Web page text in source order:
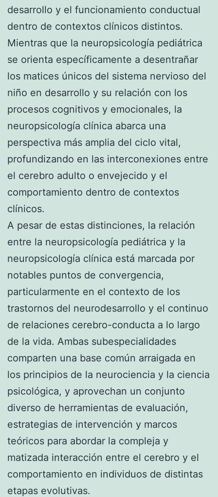
desarrollo y el funcionamiento conductual
dentro de contextos clínicos distintos.
Mientras que la neuropsicología pediátrica
se orienta específicamente a desentrañar
los matices únicos del sistema nervioso del
niño en desarrollo y su relación con los
procesos cognitivos y emocionales, la
neuropsicología clínica abarca una
perspectiva más amplia del ciclo vital,
profundizando en las interconexiones entre
el cerebro adulto o envejecido y el
comportamiento dentro de contextos
clínicos.
A pesar de estas distinciones, la relación
entre la neuropsicología pediátrica y la
neuropsicología clínica está marcada por
notables puntos de convergencia,
particularmente en el contexto de los
trastornos del neurodesarrollo y el continuo
de relaciones cerebro-conducta a lo largo
de la vida. Ambas subespecialidades
comparten una base común arraigada en
los principios de la neurociencia y la ciencia
psicológica, y aprovechan un conjunto
diverso de herramientas de evaluación,
estrategias de intervención y marcos
teóricos para abordar la compleja y
matizada interacción entre el cerebro y el
comportamiento en individuos de distintas
etapas evolutivas.